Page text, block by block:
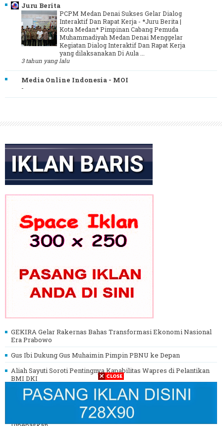
Juru Berita
PCPM Medan Denai Sukses Gelar Dialog
Interaktif Dan Rapat Kerja - *Juru Berita |
Kota Medan* Pimpinan Cabang Pemuda
Muhammadiyah Medan Denai Menggelar
Kegiatan Dialog Interaktif Dan Rapat Kerja
yang dilaksanakan Di Aula ...
3 tahun yang lalu
Media Online Indonesia - MOI
-
GEKIRA Gelar Rakernas Bahas Transformasi Ekonomi Nasional
Era Prabowo
Gus Ibi Dukung Gus Muhaimin Pimpin PBNU ke Depan
Aliah Sayuti Soroti Pentingnya Kapabilitas Wapres di Pelantikan
BMI DKI
Megawati Sedih Lihat KPK, Presiden Prabowo Turun Tangan
Langsung
Prabowo Beri Amnesti Hasto, DPR Setujui 1.116 Terpidana